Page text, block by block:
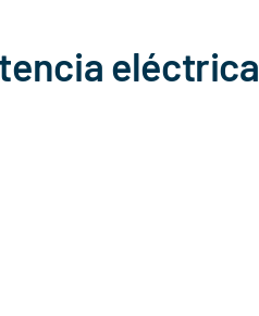
eléctrica